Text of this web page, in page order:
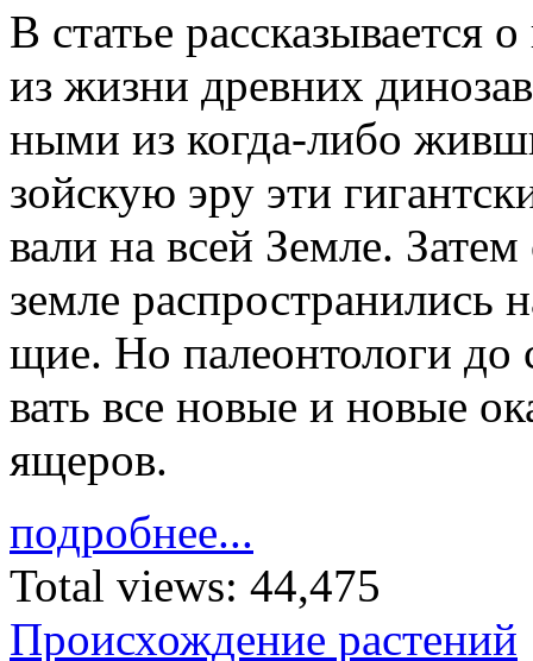
В ста­тье рас­ска­зы­ва­ется
из жиз­ни древ­них
ны­ми из ко­гда-либо
зой­скую эру эти
ва­ли на всей Зем­ле.
зем­ле
щие. Но па­ле­он­то­ло­ги
вать все но­вые и но­вые
яще­ров.
подробнее...
Total views: 44,475
Происхождение растений